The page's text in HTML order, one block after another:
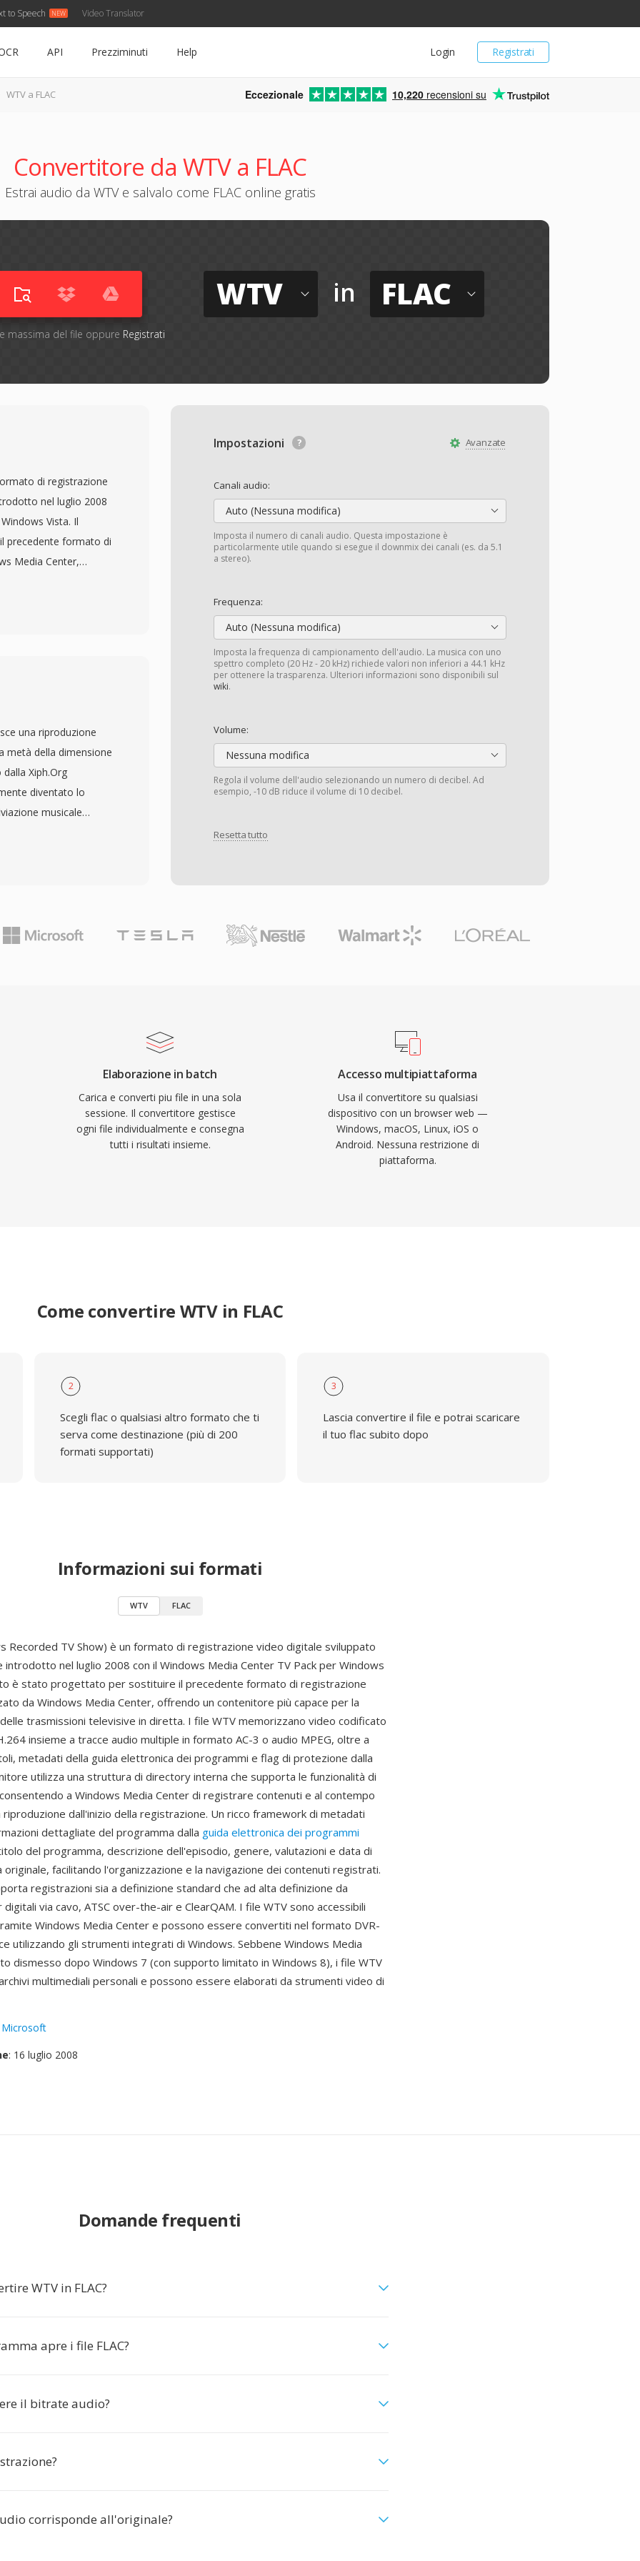
to Speech Video Translator
Registrati
Login
API Prezziminuti Help
WTV a FLAC Eccezionale 10,220 recensioni su
Convertitore da WTV a FLAC
Estrai audio da WTV e salvalo come FLAC online gratis
massima del file oppure Registrati
WTV in FLAC
Avanzate
Impostazioni
Canali audio:
Auto (Nessuna modifica)
Imposta il numero di canali audio. Questa impostazione è
particolarmente utile quando si esegue il downmix dei canali (es. da 5.1
a stereo).
Frequenza:
Auto (Nessuna modifica)
Imposta la frequenza di campionamento dell'audio. La musica con uno
spettro completo (20 Hz - 20 kHz) richiede valori non inferiori a 44.1 kHz
per ottenere la trasparenza. Ulteriori informazioni sono disponibili sul
wiki.
Volume:
Nessuna modifica
Regola il volume dell'audio selezionando un numero di decibel. Ad
esempio, -10 dB riduce il volume di 10 decibel.
Resetta tutto
di registrazione
nel luglio 2008
Vista. Il
precedente formato di
Media Center,
delle
a Windows
Un ricco
dettagliate del
(EPG), inclusi
genere,
facilitando
contenuti registrati. Il
integrati di
una riproduzione
metà della dimensione
Xiph.Org
diventato lo
musicale
lineare per modellare
superando i requisiti
hardware è
la fiducia
rendono FLAC
completo bit-for-
Secondo, i metadati
degli album
separati. Terzo, la
o royalty,
Elaborazione in batch
Carica e converti piu file in una sola
sessione. Il convertitore gestisce
ogni file individualmente e consegna
tutti i risultati insieme.
Accesso multipiattaforma
Usa il convertitore su qualsiasi
dispositivo con un browser web —
Windows, macOS, Linux, iOS o
Android. Nessuna restrizione di
piattaforma.
Come convertire WTV in FLAC
2
Scegli flac o qualsiasi altro formato che ti
serva come destinazione (più di 200
formati supportati)
3
Lascia convertire il file e potrai scaricare
il tuo flac subito dopo
Informazioni sui formati
WTV FLAC
Recorded TV Show) è un formato di registrazione video digitale sviluppato
introdotto nel luglio 2008 con il Windows Media Center TV Pack per Windows
è stato progettato per sostituire il precedente formato di registrazione
da Windows Media Center, offrendo un contenitore più capace per la
trasmissioni televisive in diretta. I file WTV memorizzano video codificato
insieme a tracce audio multiple in formato AC-3 o audio MPEG, oltre a
metadati della guida elettronica dei programmi e flag di protezione dalla
utilizza una struttura di directory interna che supporta le funzionalità di
a Windows Media Center di registrare contenuti e al contempo
dall'inizio della registrazione. Un ricco framework di metadati
dettagliate del programma dalla guida elettronica dei programmi
del programma, descrizione dell'episodio, genere, valutazioni e data di
originale, facilitando l'organizzazione e la navigazione dei contenuti registrati.
registrazioni sia a definizione standard che ad alta definizione da
via cavo, ATSC over-the-air e ClearQAM. I file WTV sono accessibili
Windows Media Center e possono essere convertiti nel formato DVR-
utilizzando gli strumenti integrati di Windows. Sebbene Windows Media
dismesso dopo Windows 7 (con supporto limitato in Windows 8), i file WTV
multimediali personali e possono essere elaborati da strumenti video di
Microsoft
: 16 luglio 2008
Domande frequenti
WTV in FLAC?
apre i file FLAC?
il bitrate audio?
corrisponde all'originale?